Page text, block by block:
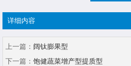
详细内容
上一篇： 阔钛膨果型
下一篇： 饱健蔬菜增产型提质型